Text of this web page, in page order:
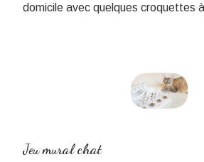
domicile avec quelques croquettes
Jeu mural chat